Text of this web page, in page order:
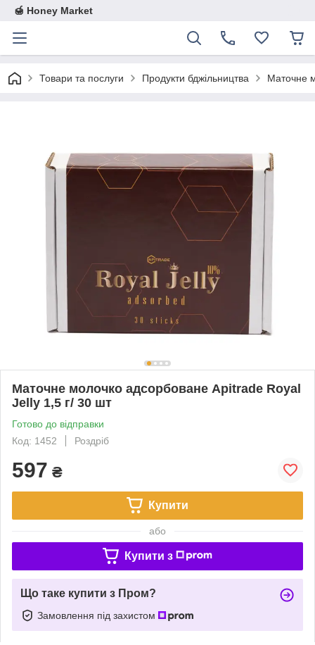
🍯 Honey Market
Товари та послуги Продукти бджільництва Маточне
Маточне молочко адсорбоване Apitrade Royal
Jelly 1,5 г/ 30 шт
Готово до відправки
Код: 1452
Роздріб
597 ₴
Купити
або
Купити з
Що таке купити з Пром?
Замовлення під захистом